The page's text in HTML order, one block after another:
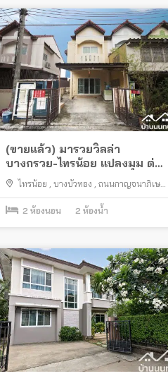
(ขายแล้ว) มารวยวิลล่า
บางกรวย-ไทรน้อย แปลงมุม ต่อ
เติมครบ พร้อมอยู่
ไทรน้อย , บางบัวทอง , ถนนกาญจนาภิเษก
, ถนนบางกรวย ไทรน้อย , บางกรวย
2 ห้องนอน 2 ห้องน้ำ